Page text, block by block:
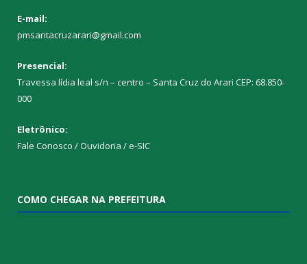
E-mail:
pmsantacruzarari@gmail.com
Presencial:
Travessa lídia leal s/n – centro – Santa Cruz do Arari CEP: 68.850-
000
Eletrônico:
Fale Conosco / Ouvidoria / e-SIC
COMO CHEGAR NA PREFEITURA